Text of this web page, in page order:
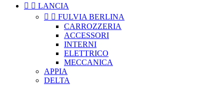
  LANCIA
  FULVIA BERLINA
CARROZZERIA
ACCESSORI
INTERNI
ELETTRICO
MECCANICA
APPIA
DELTA